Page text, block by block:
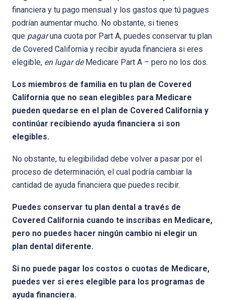
financiera y tu pago mensual y los gastos que tú pagues
podrían aumentar mucho. No obstante, si tienes
que pagaruna cuota por Part A, puedes conservar tu plan
de Covered California y recibir ayuda financiera si eres
elegible, en lugar deMedicare Part A – pero no los dos.
Los miembros de familia en tu plan de Covered
California que no sean elegibles para Medicare
pueden quedarse en el plan de Covered California y
continúar recibiendo ayuda financiera si son
elegibles.
No obstante, tu elegibilidad debe volver a pasar por el
proceso de determinación, el cual podría cambiar la
cantidad de ayuda financiera que puedes recibir.
Puedes conservar tu plan dental a través de
Covered California cuando te inscribas en Medicare,
pero no puedes hacer ningún cambio ni elegir un
plan dental diferente.
Si no puede pagar los costos o cuotas de Medicare,
puedes ver si eres elegible para los programas de
ayuda financiera.